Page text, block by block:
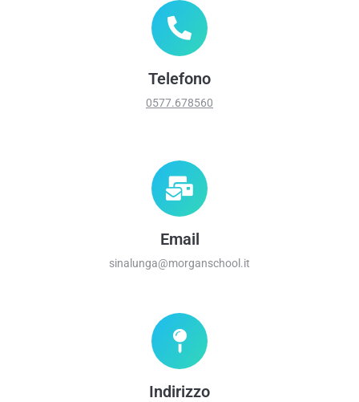
Telefono
0577.678560
Email
sinalunga@morganschool.it
Indirizzo